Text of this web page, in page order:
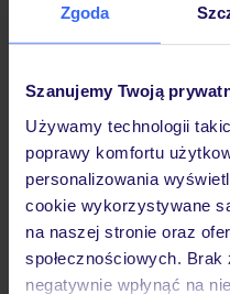
Zgoda
Szanujemy Twoją
Używamy technologii
poprawy komfortu
personalizowania
cookie wykorzystywane
na naszej stronie oraz
społecznościowych.
negatywnie wpłynąć na
Hotel